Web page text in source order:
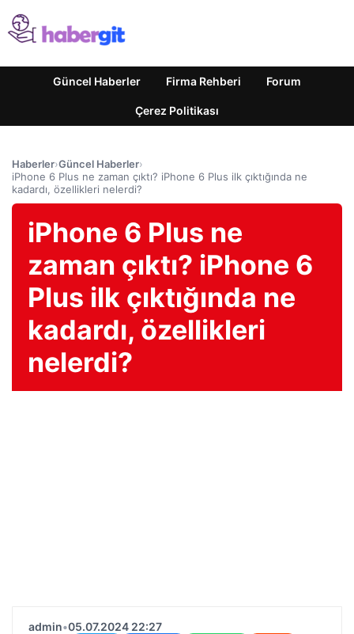
Güncel Haberler Firma Rehberi Forum
Çerez Politikası
Haberler›Güncel Haberler›
iPhone 6 Plus ne zaman çıktı? iPhone 6 Plus ilk çıktığında ne
kadardı, özellikleri nelerdi?
iPhone 6 Plus ne
zaman çıktı? iPhone 6
Plus ilk çıktığında ne
kadardı, özellikleri
nelerdi?
admin•05.07.2024 22:27